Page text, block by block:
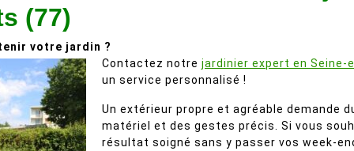
(77)
votre jardin ?
Contactez notre jardinier expert en Seine-
un service personnalisé !
Un extérieur propre et agréable demande
matériel et des gestes précis. Si vous
résultat soigné sans y passer vos week-